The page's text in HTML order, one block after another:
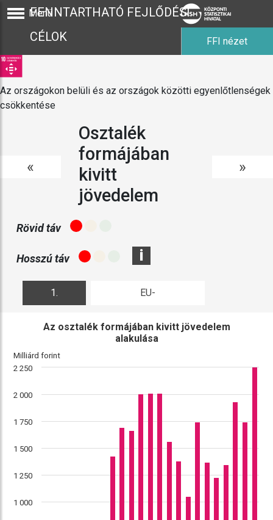
Menü
FENNTARTHATÓ FEJLŐDÉSI
CÉLOK
FFI nézet
Az országokon belüli és az országok közötti egyenlőtlenségek
csökkentése
«
Osztalék
formájában
kivitt
jövedelem
»
Rövid táv
Hosszú táv i
1. EU-
Milliárd forint
Az osztalék formájában kivitt jövedelem
alakulása
1 000
1 250
1 500
1 750
2 000
2 250